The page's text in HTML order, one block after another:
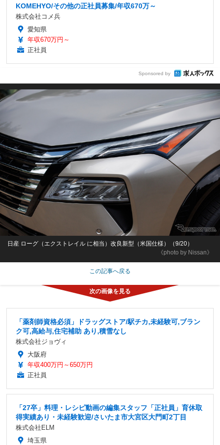
KOMEHYO/その他の正社員募集/年収670万～
株式会社コメ兵
愛知県
年収670万円～
正社員
Sponsored by
《photo by Nissan》
日産 ローグ（エクストレイル に相当）改良新型（米国仕様）（9/20）
この記事へ戻る
「薬剤師資格必須」ドラッグストア/駅チカ,未経験可,ブラン
ク可,高給与,住宅補助 あり,積雪なし
株式会社ジョヴィ
大阪府
年収400万円～650万円
正社員
「27卒」料理・レシピ動画の編集スタッフ「正社員」育休取
得実績あり・未経験歓迎/さいたま市大宮区大門町2丁目
株式会社ELM
埼玉県